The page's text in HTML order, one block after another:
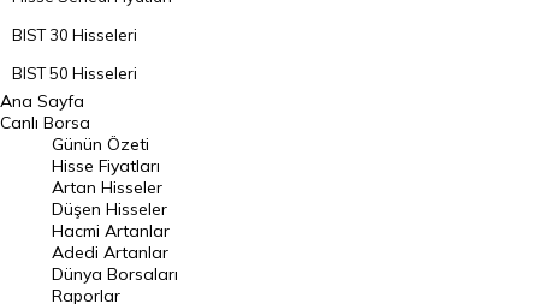
BIST 30 Hisseleri
BIST 50 Hisseleri
BIST 100 Hisseleri
En Çok Artan Hisseler
En Çok Düşen Hisseler
Hacmi Artanlar
Geçmiş Kapanışlar
Ana Sayfa
Canlı Borsa
Günün Özeti
Hisse Fiyatları
Artan Hisseler
Düşen Hisseler
Hacmi Artanlar
Adedi Artanlar
Dünya Borsaları
Raporlar